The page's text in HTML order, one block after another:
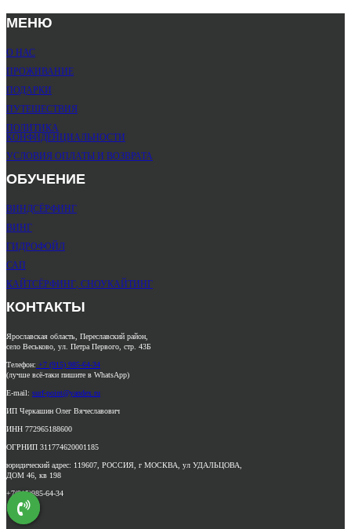
МЕНЮ
О НАС
ПРОЖИВАНИЕ
ПОДАРКИ
ПУТЕШЕСТВИЯ
ПОЛИТИКА
КОНФИДЕНЦИАЛЬНОСТИ
УСЛОВИЯ ОПЛАТЫ И ВОЗВРАТА
ОБУЧЕНИЕ
ВИНДСЁРФИНГ
ВИНГ
ГИДРОФОЙЛ
САП
КАЙТСЁРФИНГ, СНОУКАЙТИНГ
КОНТАКТЫ
Ярославская область, Переславский район,
село Веськово, ул. Петра Первого, стр. 43Б
Телефон: +7 (915) 985-64-34
(лучше всё-таки пишите в WhatsApp)
E-mail: surf-point@yandex.ru
ИП Черкашин Олег Вячеславович
ИНН 772965188600
ОГРНИП 311774620001185
юридический адрес: 119607, РОССИЯ, г МОСКВА, ул УДАЛЬЦОВА,
ДОМ 46, кв 198
+7(915)985-64-34